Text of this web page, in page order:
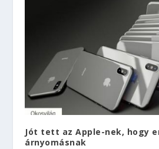
Jót tett az Apple-nek, hogy
árnyomásnak